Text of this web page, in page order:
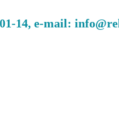
14, e-mail: